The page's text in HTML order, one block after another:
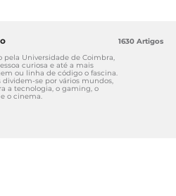
pela Universidade de Coimbra,
curiosa e até a mais
ou linha de código o fascina.
dividem-se por vários mundos,
a tecnologia, o gaming, o
o cinema.
1630 Artigos